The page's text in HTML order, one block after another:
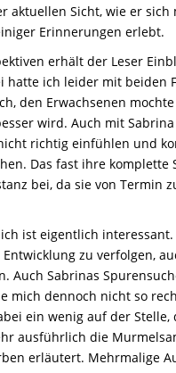
aktuellen Sicht, wie er
Erinnerungen erlebt.
erhält der Leser
hatte ich leider mit beiden
den Erwachsenen
wird. Auch mit
richtig einfühlen und
Das fast ihre
bei, da sie von
ist eigentlich
zu verfolgen,
Auch Sabrinas
mich dennoch nicht so
ein wenig auf der
ausführlich die
erläutert. Mehrmalige